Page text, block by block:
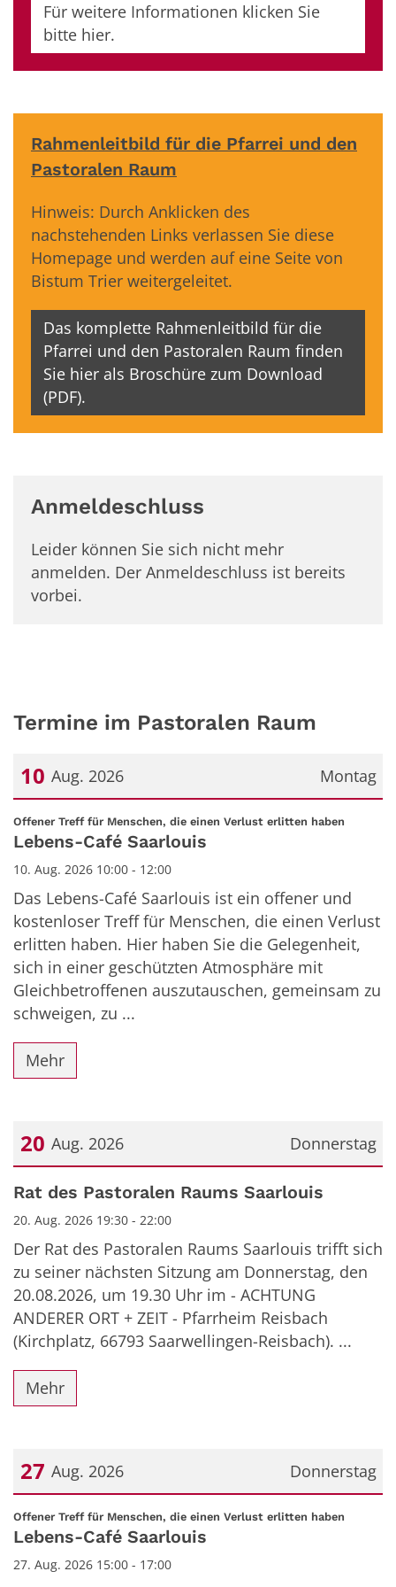
Für weitere Informationen klicken Sie
bitte hier.
Rahmenleitbild für die Pfarrei und den
Pastoralen Raum
Hinweis: Durch Anklicken des
nachstehenden Links verlassen Sie diese
Homepage und werden auf eine Seite von
Bistum Trier weitergeleitet.
Das komplette Rahmenleitbild für die
Pfarrei und den Pastoralen Raum finden
Sie hier als Broschüre zum Download
(PDF).
Anmeldeschluss
Leider können Sie sich nicht mehr
anmelden. Der Anmeldeschluss ist bereits
vorbei.
Termine im Pastoralen Raum
Montag
10 Aug. 2026
Datum: 10. August 2026
Offener Treff für Menschen, die einen Verlust erlitten haben
Lebens-Café Saarlouis
10. Aug. 2026 10:00 - 12:00
Das Lebens-Café Saarlouis ist ein offener und
kostenloser Treff für Menschen, die einen Verlust
erlitten haben. Hier haben Sie die Gelegenheit,
sich in einer geschützten Atmosphäre mit
Gleichbetroffenen auszutauschen, gemeinsam zu
schweigen, zu ...
Mehr
Donnerstag
20 Aug. 2026
Datum: 20. August 2026
Rat des Pastoralen Raums Saarlouis
20. Aug. 2026 19:30 - 22:00
Der Rat des Pastoralen Raums Saarlouis trifft sich
zu seiner nächsten Sitzung am Donnerstag, den
20.08.2026, um 19.30 Uhr im - ACHTUNG
ANDERER ORT + ZEIT - Pfarrheim Reisbach
(Kirchplatz, 66793 Saarwellingen-Reisbach). ...
Mehr
Donnerstag
27 Aug. 2026
Datum: 27. August 2026
Offener Treff für Menschen, die einen Verlust erlitten haben
Lebens-Café Saarlouis
27. Aug. 2026 15:00 - 17:00